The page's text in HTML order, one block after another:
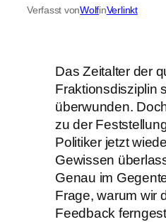
Verfasst vonWolfinVerlinkt
Das Zeitalter der
Fraktionsdisziplin
überwunden.
zu der
Politiker jetzt
Gewissen
Genau im
Frage, warum wir
Feedback